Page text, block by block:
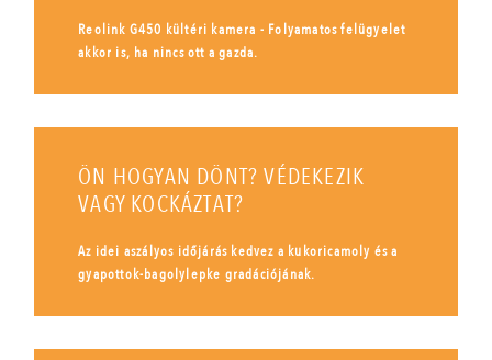
Reolink G450 kültéri kamera - Folyamatos felügyelet
akkor is, ha nincs ott a gazda.
ÖN HOGYAN DÖNT? VÉDEKEZIK
VAGY KOCKÁZTAT?
Az idei aszályos időjárás kedvez a kukoricamoly és a
gyapottok-bagolylepke gradációjának.